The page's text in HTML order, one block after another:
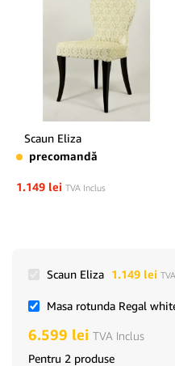
Scaun Eliza
precomandă
1.149 lei TVA Inclus
Scaun Eliza 1.149 lei
Masa rotunda Regal
6.599 lei TVA Inclus
Pentru 2 produse